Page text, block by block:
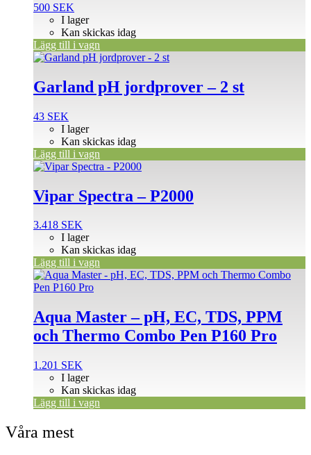
500 SEK
I lager
Kan skickas idag
Lägg till i vagn
Garland pH jordprover – 2 st
43 SEK
I lager
Kan skickas idag
Lägg till i vagn
Vipar Spectra – P2000
3.418 SEK
I lager
Kan skickas idag
Lägg till i vagn
Aqua Master – pH, EC, TDS, PPM
och Thermo Combo Pen P160 Pro
1.201 SEK
I lager
Kan skickas idag
Lägg till i vagn
Våra mest